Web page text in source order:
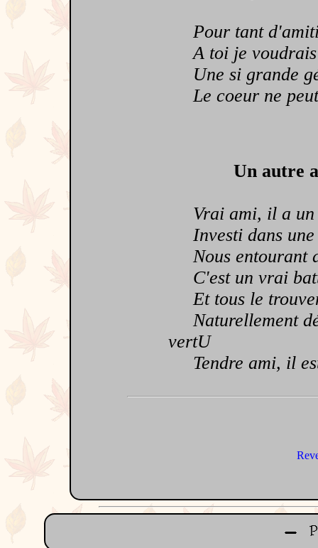
Pour tant
A toi je voudrais
Une si grande
Le coeur ne
Un autre
Vrai ami, il a un
Investi dans une
Nous entourant
C'est un vrai
Et tous le
Naturellement
vertU
Tendre ami, il